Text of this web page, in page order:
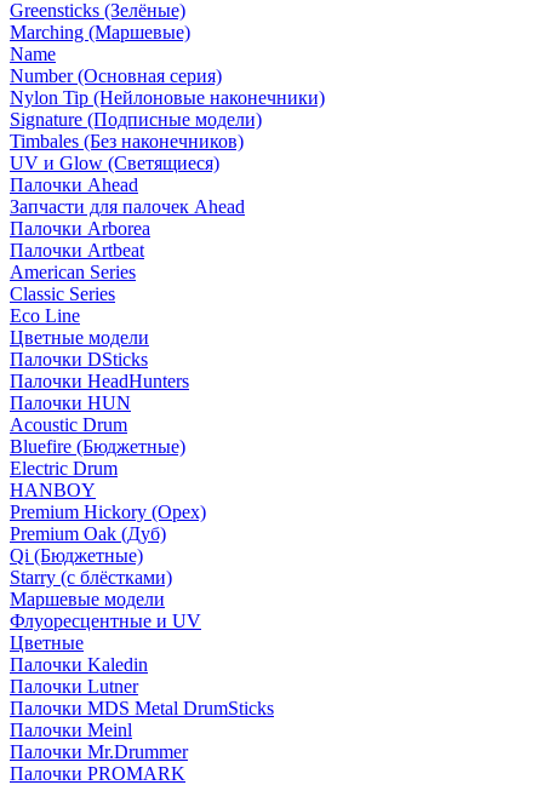
Greensticks (Зелёные)
Marching (Маршевые)
Name
Number (Основная серия)
Nylon Tip (Нейлоновые наконечники)
Signature (Подписные модели)
Timbales (Без наконечников)
UV и Glow (Светящиеся)
Палочки Ahead
Запчасти для палочек Ahead
Палочки Arborea
Палочки Artbeat
American Series
Classic Series
Eco Line
Цветные модели
Палочки DSticks
Палочки HeadHunters
Палочки HUN
Acoustic Drum
Bluefire (Бюджетные)
Electric Drum
HANBOY
Premium Hickory (Орех)
Premium Oak (Дуб)
Qi (Бюджетные)
Starry (с блёстками)
Маршевые модели
Флуоресцентные и UV
Цветные
Палочки Kaledin
Палочки Lutner
Палочки MDS Metal DrumSticks
Палочки Meinl
Палочки Mr.Drummer
Палочки PROMARK